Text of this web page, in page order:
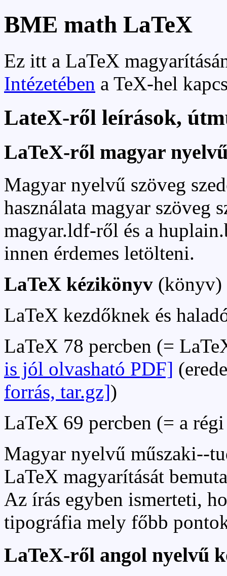
BME math LaTeX
Ez itt a LaTeX
Intézetében a TeX-hel
LateX-ről leírások,
LaTeX-ről magyar
Magyar nyelvű szöveg
használata magyar szöveg
magyar.ldf-ről és a
innen érdemes letölteni.
LaTeX kézikönyv (könyv)
LaTeX kezdőknek és
LaTeX 78 percben (=
is jól olvasható PDF]
forrás, tar.gz])
LaTeX 69 percben (= a
Magyar nyelvű műszaki--
LaTeX magyarítását
Az írás egyben ismerteti,
tipográfia mely főbb
LaTeX-ről angol nyelvű